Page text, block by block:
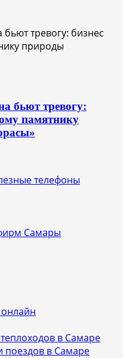
бьют тревогу:
памятнику
телефоны
Самары
в Самаре
поездов в Самаре